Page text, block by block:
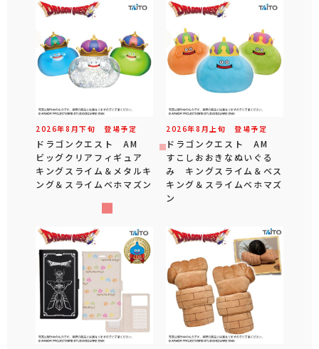
2026年8 月下旬 登場予定
ドラゴンクエスト AM
ビッグクリアフィギュア
キングスライム＆メタルキ
ング＆スライムベホマズン
2026年8 月 上旬 登場予定
ドラゴンクエスト AM
すこしおおきなぬいぐる
み キングスライム＆ベス
キング＆スライムベホマズ
ン